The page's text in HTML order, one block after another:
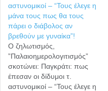
αστυνομικοί – “Τους έλεγε η
μάνα τους πως θα τους
πάρει ο διάβολος αν
βρεθούν με γυναίκα”!
Ο ζηλωτισμός,
”Παλαιοημερολογιτισμός”
σκοτώνει: Παγκράτι: πως
έπεσαν οι δίδυμοι τ.
αστυνομικοί – “Τους έλεγε η